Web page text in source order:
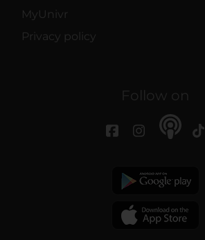
MyUnivr
Privacy policy
Follow on